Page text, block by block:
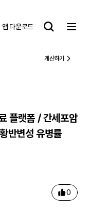
앱 다운로드
계산하기
플랫폼 / 간세포암
반변성 유병률
0